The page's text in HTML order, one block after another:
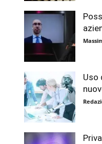
Uso